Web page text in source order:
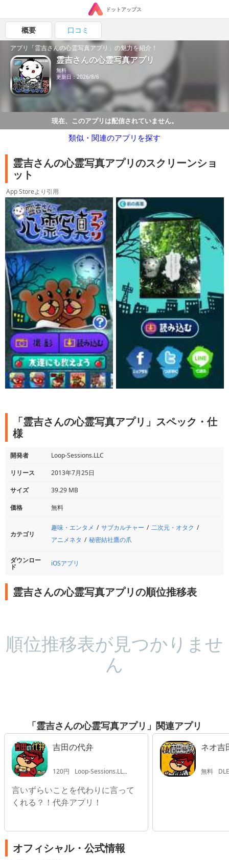
ドットアップス
概要 口コミ
アプリ「霊吉さんの心霊写真アプリ」の魅力を紹介！
霊吉さんの心霊写真アプリ
無料
更新日：2026/8/6
現在、このアプリは配信されていません。
類似・関連のアプリを探す
霊吉さんの心霊写真アプリのスクリーンショ
ット
App Storeより引用
「霊吉さんの心霊写真アプリ」スペック・仕
様
開発者
Loop-Sessions.LLC
リリース
2013年7月25日
サイズ
39.29 MB
価格
無料
カテゴリ
趣味・エンタメ サブカルチャー
二次元・オタク
アニメネタ
秘密結社鷹の爪
ダウンロー
ド iOSアプリ
霊吉さんの心霊写真アプリの順位推移表
順位推移表が見つかりませ
ん
「霊吉さんの心霊写真アプリ」関連アプリ
吉田の代弁
120円 Loop-Sessions.LLC
言いずらいことを代わりに言って
くれる？！代弁アプリ！
ネオ吉
無料
オフィシャル・公式情報